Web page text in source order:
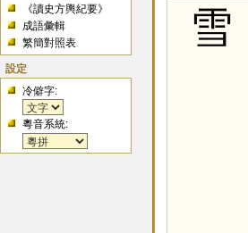
《讀史方輿紀要》
成語彙輯
繁簡對照表
設定
冷僻字:
粵音系統:
雪